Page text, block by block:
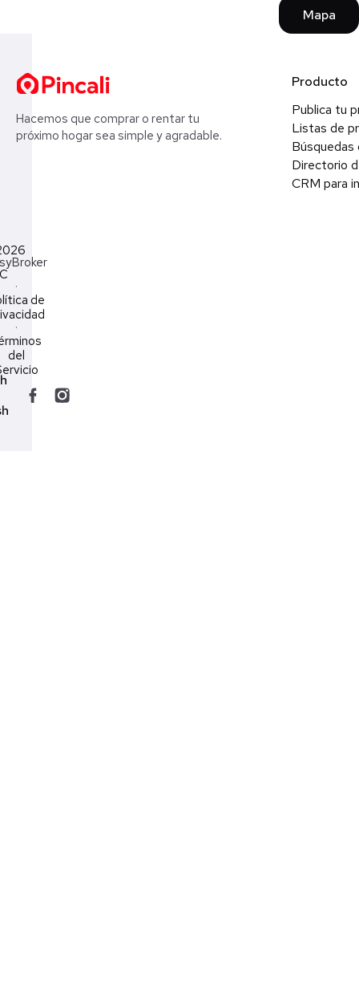
Mapa
Hacemos que comprar o rentar tu
próximo hogar sea simple y agradable.
Producto
Publica tu
Listas de
Búsquedas
Directorio
CRM para
·
de
·
del